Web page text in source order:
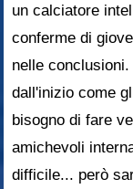
un calciatore
conferme di
nelle
dall'inizio come
bisogno di fare
amichevoli
difficile... però